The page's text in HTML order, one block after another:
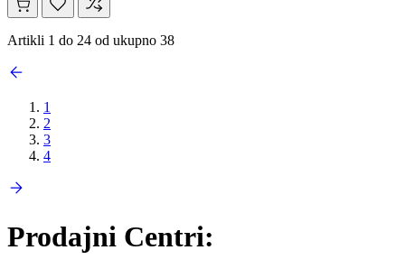
Artikli 1 do 24 od ukupno 38
1
2
3
4
Prodajni Centri: